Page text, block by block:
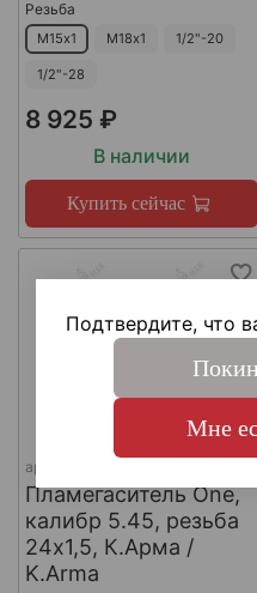
Резьба
М15х1 М18х1 1/2"-20
1/2"-28
8 925 ₽
В наличии
Купить сейчас
арт.
Пламегаситель One,
калибр 5.45, резьба
24х1,5, К.Арма /
K.Arma
Подтвердите, что
Мне